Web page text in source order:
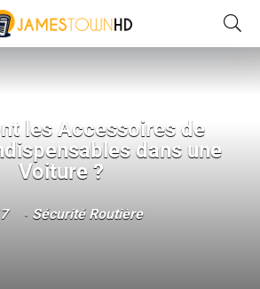
les Accessoires de
dans une
Voiture ?
Sécurité Routière